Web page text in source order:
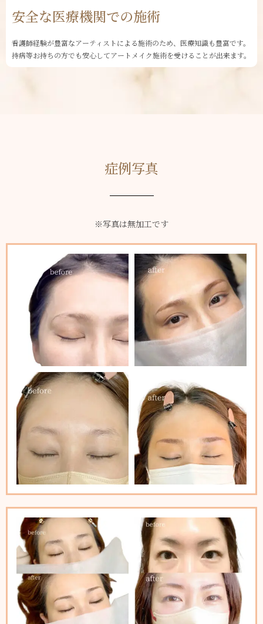
安全な医療機関での施術
看護師経験が豊富なアーティストによる施術のため、医療知識も豊富です。
持病等お持ちの方でも安心してアートメイク施術を受けることが出来ます。
症例写真
※写真は無加工です